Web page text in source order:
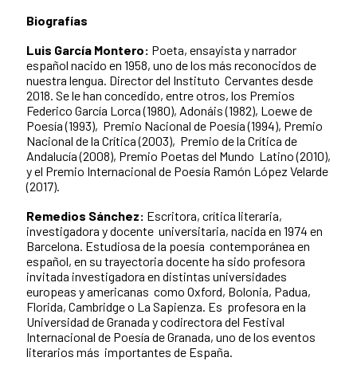
Biografías
Luis García Montero: Poeta, ensayista y narrador
español nacido en 1958, uno de los más reconocidos de
nuestra lengua. Director del Instituto Cervantes desde
2018. Se le han concedido, entre otros, los Premios
Federico García Lorca (1980), Adonáis (1982), Loewe de
Poesía (1993), Premio Nacional de Poesía (1994), Premio
Nacional de la Crítica (2003), Premio de la Crítica de
Andalucía (2008), Premio Poetas del Mundo Latino (2010),
y el Premio Internacional de Poesía Ramón López Velarde
(2017).
Remedios Sánchez: Escritora, crítica literaria,
investigadora y docente universitaria, nacida en 1974 en
Barcelona. Estudiosa de la poesía contemporánea en
español, en su trayectoria docente ha sido profesora
invitada investigadora en distintas universidades
europeas y americanas como Oxford, Bolonia, Padua,
Florida, Cambridge o La Sapienza. Es profesora en la
Universidad de Granada y codirectora del Festival
Internacional de Poesía de Granada, uno de los eventos
literarios más importantes de España.